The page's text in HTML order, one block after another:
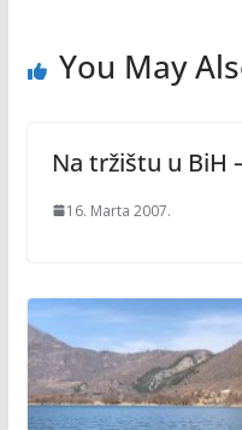
You May
Na tržištu u BiH
16. Marta 2007.